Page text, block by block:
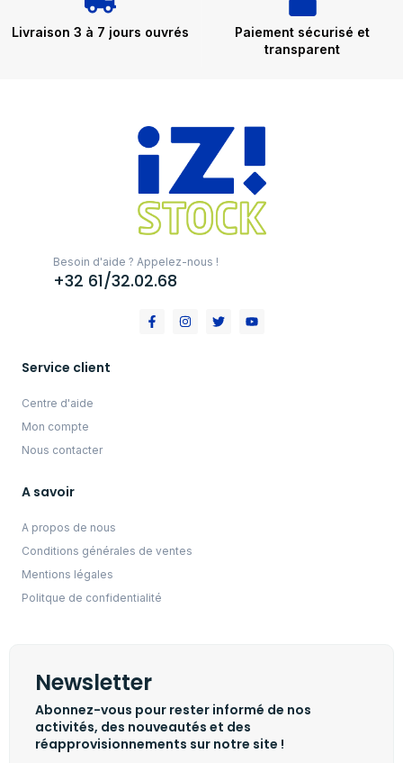
Livraison 3 à 7 jours ouvrés
Paiement sécurisé et
transparent
Besoin d'aide ? Appelez-nous !
+32 61/32.02.68
Service client
Centre d'aide
Mon compte
Nous contacter
A savoir
A propos de nous
Conditions générales de ventes
Mentions légales
Politque de confidentialité
Newsletter
Abonnez-vous pour rester informé de nos
activités, des nouveautés et des
réapprovisionnements sur notre site !